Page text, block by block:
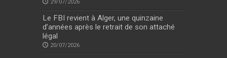
29/07/2026
Le FBI revient à Alger, une quinzaine
d’années après le retrait de son attaché
légal
20/07/2026